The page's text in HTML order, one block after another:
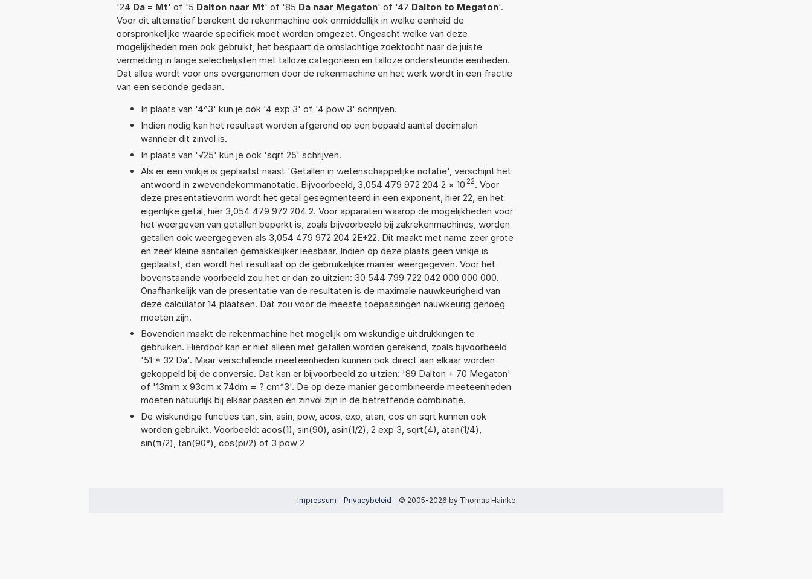
'24 Da = Mt' of '5 Dalton naar Mt' of '85 Da naar Megaton' of '47 Dalton to Megaton'.
Voor dit alternatief berekent de rekenmachine ook onmiddellijk in welke eenheid de
oorspronkelijke waarde specifiek moet worden omgezet. Ongeacht welke van deze
mogelijkheden men ook gebruikt, het bespaart de omslachtige zoektocht naar de juiste
vermelding in lange selectielijsten met talloze categorieën en talloze ondersteunde eenheden.
Dat alles wordt voor ons overgenomen door de rekenmachine en het werk wordt in een fractie
van een seconde gedaan.
In plaats van '4^3' kun je ook '4 exp 3' of '4 pow 3' schrijven.
Indien nodig kan het resultaat worden afgerond op een bepaald aantal decimalen
wanneer dit zinvol is.
In plaats van '√25' kun je ook 'sqrt 25' schrijven.
Als er een vinkje is geplaatst naast 'Getallen in wetenschappelijke notatie', verschijnt het
antwoord in zwevendekommanotatie. Bijvoorbeeld, 3,054 479 972 204 2 × 10 22. Voor
deze presentatievorm wordt het getal gesegmenteerd in een exponent, hier 22, en het
eigenlijke getal, hier 3,054 479 972 204 2. Voor apparaten waarop de mogelijkheden voor
het weergeven van getallen beperkt is, zoals bijvoorbeeld bij zakrekenmachines, worden
getallen ook weergegeven als 3,054 479 972 204 2E+22. Dit maakt met name zeer grote
en zeer kleine aantallen gemakkelijker leesbaar. Indien op deze plaats geen vinkje is
geplaatst, dan wordt het resultaat op de gebruikelijke manier weergegeven. Voor het
bovenstaande voorbeeld zou het er dan zo uitzien: 30 544 799 722 042 000 000 000.
Onafhankelijk van de presentatie van de resultaten is de maximale nauwkeurigheid van
deze calculator 14 plaatsen. Dat zou voor de meeste toepassingen nauwkeurig genoeg
moeten zijn.
Bovendien maakt de rekenmachine het mogelijk om wiskundige uitdrukkingen te
gebruiken. Hierdoor kan er niet alleen met getallen worden gerekend, zoals bijvoorbeeld
'51 * 32 Da'. Maar verschillende meeteenheden kunnen ook direct aan elkaar worden
gekoppeld bij de conversie. Dat kan er bijvoorbeeld zo uitzien: '89 Dalton + 70 Megaton'
of '13mm x 93cm x 74dm = ? cm^3'. De op deze manier gecombineerde meeteenheden
moeten natuurlijk bij elkaar passen en zinvol zijn in de betreffende combinatie.
De wiskundige functies tan, sin, asin, pow, acos, exp, atan, cos en sqrt kunnen ook
worden gebruikt. Voorbeeld: acos(1), sin(90), asin(1/2), 2 exp 3, sqrt(4), atan(1/4),
sin(π/2), tan(90°), cos(pi/2) of 3 pow 2
Impressum - Privacybeleid - © 2005-2026 by Thomas Hainke